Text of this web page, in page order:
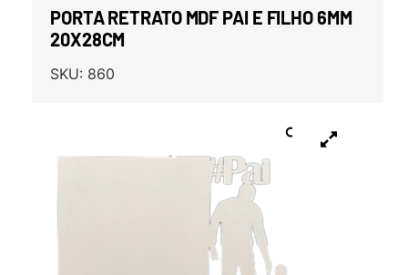
PORTA RETRATO MDF PAI E FILHO 6MM
20X28CM
SKU: 860